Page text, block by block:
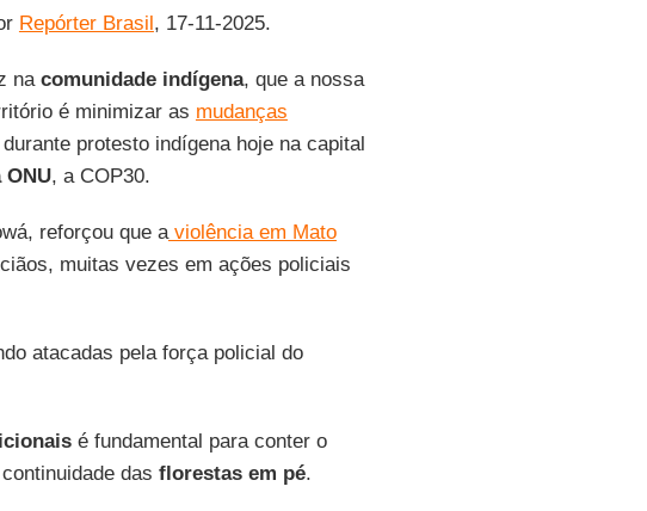
Repórter Brasil, 17-11-2025.
na comunidade indígena, que a nossa
é minimizar as mudanças
protesto indígena hoje na capital
, a COP30.
reforçou que aviolência em Mato
muitas vezes em ações policiais
atacadas pela força policial do
é fundamental para conter o
das florestas em pé.